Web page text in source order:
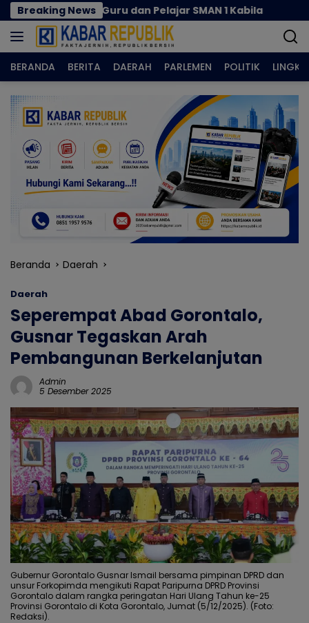
Langsung
ke
konten
Breaking News
Guru dan Pelajar SMAN 1 Kabila Rizal Agu
BERANDA BERITA DAERAH PARLEMEN POLITIK
Beranda Daerah
Daerah
Seperempat Abad Gorontalo,
Gusnar Tegaskan Arah
Pembangunan Berkelanjutan
Admin
5 Desember 2025
Gubernur Gorontalo Gusnar Ismail bersama pimpinan DPRD dan
unsur Forkopimda mengikuti Rapat Paripurna DPRD Provinsi
Gorontalo dalam rangka peringatan Hari Ulang Tahun ke-25
Provinsi Gorontalo di Kota Gorontalo, Jumat (5/12/2025). (Foto:
Redaksi).